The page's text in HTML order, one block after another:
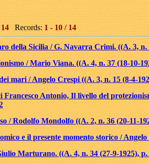
14 Records: 1 - 10 / 14
della Sicilia / G. Navarra Crimi. ((A. 3, n.
/ Mario Viana. ((A. 4, n. 37 (18-10-
mari / Angelo Crespi ((A. 3, n. 15 (8-4-
Francesco Antonio, Il livello del
/ Rodolfo Mondolfo ((A. 2, n. 36 (20-11-
e il presente momento storico /
Marturano. ((A. 4, n. 34 (27-9-1925), p.